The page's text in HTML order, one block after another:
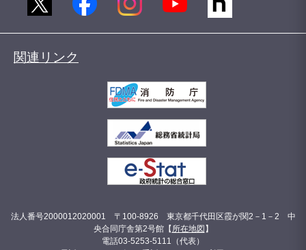
関連リンク
法人番号2000012020001 〒100-8926 東京都千代田区霞が関2－1－2 中
央合同庁舎第2号館【 所在地図 】
電話03-5253-5111（代表）